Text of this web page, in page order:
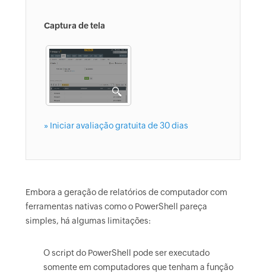
Captura de tela
» Iniciar avaliação gratuita de 30 dias
Embora a geração de relatórios de computador com
ferramentas nativas como o PowerShell pareça
simples, há algumas limitações:
O script do PowerShell pode ser executado
somente em computadores que tenham a função